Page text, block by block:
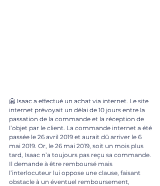
🤗 Isaac a effectué un achat via internet. Le site
internet prévoyait un délai de 10 jours entre la
passation de la commande et la réception de
l’objet par le client. La commande internet a été
passée le 26 avril 2019 et aurait dû arriver le 6
mai 2019. Or, le 26 mai 2019, soit un mois plus
tard, Isaac n’a toujours pas reçu sa commande.
Il demande à être remboursé mais
l’interlocuteur lui oppose une clause, faisant
obstacle à un éventuel remboursement,